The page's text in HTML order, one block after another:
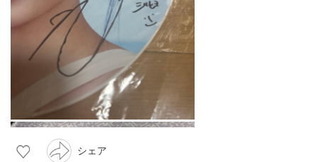
シェア